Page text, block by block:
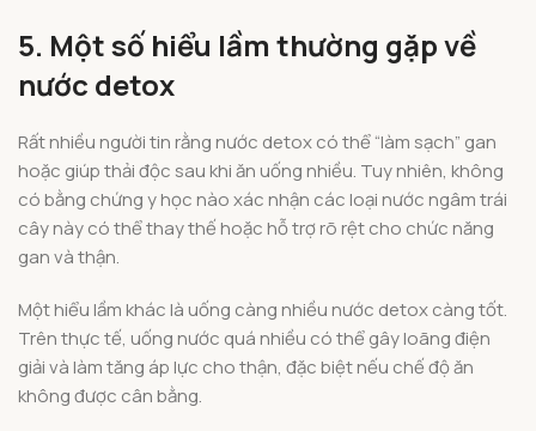
5. Một số hiểu lầm thường gặp về
nước detox
Rất nhiều người tin rằng nước detox có thể “làm sạch” gan
hoặc giúp thải độc sau khi ăn uống nhiều. Tuy nhiên, không
có bằng chứng y học nào xác nhận các loại nước ngâm trái
cây này có thể thay thế hoặc hỗ trợ rõ rệt cho chức năng
gan và thận.
Một hiểu lầm khác là uống càng nhiều nước detox càng tốt.
Trên thực tế, uống nước quá nhiều có thể gây loãng điện
giải và làm tăng áp lực cho thận, đặc biệt nếu chế độ ăn
không được cân bằng.